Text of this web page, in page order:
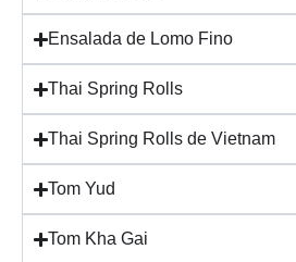
Ensalada de Lomo Fino
Thai Spring Rolls
Thai Spring Rolls de Vietnam
Tom Yud
Tom Kha Gai